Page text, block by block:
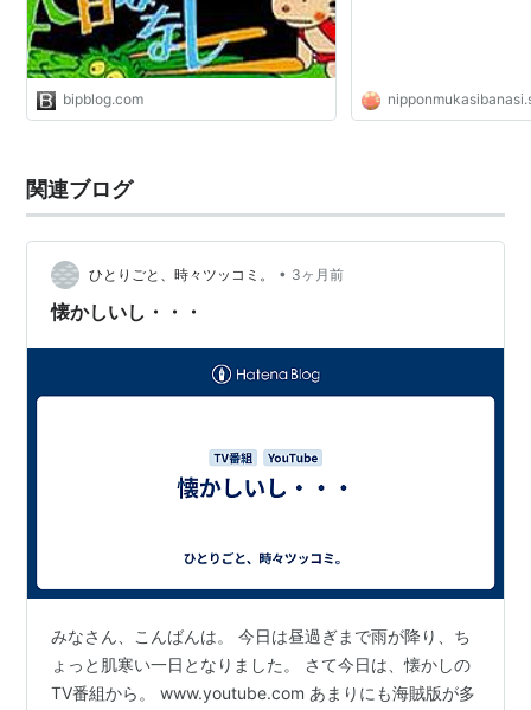
音楽制作 愛プロ
語り 市原悦子、常田富士男
制作 グループ・タック、毎日放送、愛企画センタ
ー
放映期間
1975年1月7日〜1975年3月25日
第二期*1
「1976年1月3日〜1994年8月27日（毎週土曜日夜7
時〜7時半、1994年4月9日からは毎週土曜日夕方5
2005年10月19日〜2006年9月13日（毎週水曜日夜
「にっぽん昔ばなし 」作詞 川内康範作曲北原じゅ
ん編曲小谷充歌花頭巾
bipblog.com
関連ブログ
ひとりごと、時々ツッコミ。 • 3ヶ月前
懐かしいし・・・
みなさん、こんばんは。 今日は昼過ぎまで雨が降り、ち
ょっと肌寒い一日となりました。 さて今日は、懐かしの
TV番組から。 www.youtube.com あまりにも海賊版が多